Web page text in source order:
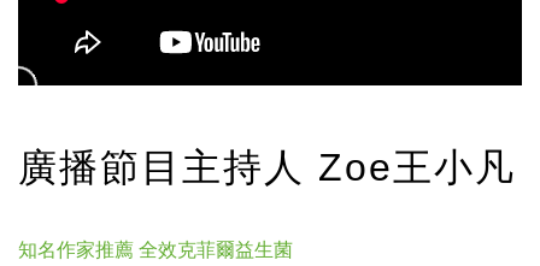
廣播節目主持人 Zoe王小凡
知名作家推薦 全效克菲爾益生菌